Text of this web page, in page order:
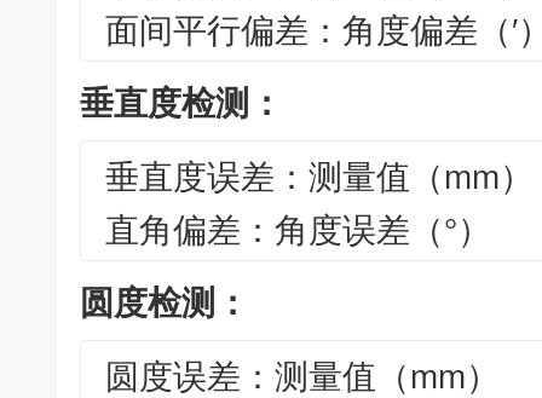
面间平行偏差：角度偏差（′
垂直度检测：
垂直度误差：测量值（mm）
直角偏差：角度误差（°）
圆度检测：
圆度误差：测量值（mm）